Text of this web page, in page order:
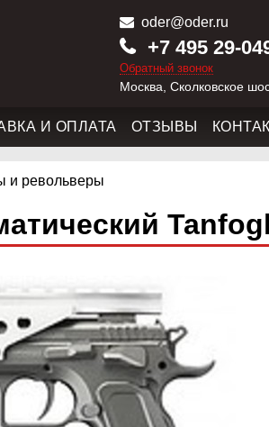
oder@oder.ru
+7 495 29-
Обратный звонок
Москва, Сколковское
И ОПЛАТА ОТЗЫВЫ
и револьверы